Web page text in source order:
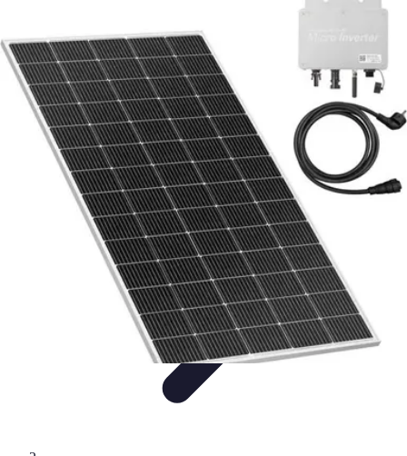
Evaluación y FinanciamientoGuía de Instalación
de Sistemas SolaresBeneficios y Ahorro
Soluciones Solares